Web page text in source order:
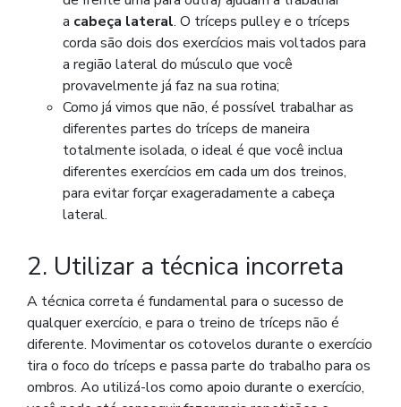
a cabeça lateral. O tríceps pulley e o tríceps
corda são dois dos exercícios mais voltados para
a região lateral do músculo que você
provavelmente já faz na sua rotina;
Como já vimos que não, é possível trabalhar as
diferentes partes do tríceps de maneira
totalmente isolada, o ideal é que você inclua
diferentes exercícios em cada um dos treinos,
para evitar forçar exageradamente a cabeça
lateral.
2. Utilizar a técnica incorreta
A técnica correta é fundamental para o sucesso de
qualquer exercício, e para o treino de tríceps não é
diferente. Movimentar os cotovelos durante o exercício
tira o foco do tríceps e passa parte do trabalho para os
ombros. Ao utilizá-los como apoio durante o exercício,